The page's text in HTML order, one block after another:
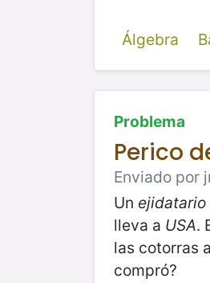
Álgebra
Problema
Perico
Enviado por
Un ejidatario
lleva a USA.
las cotorras
compró?